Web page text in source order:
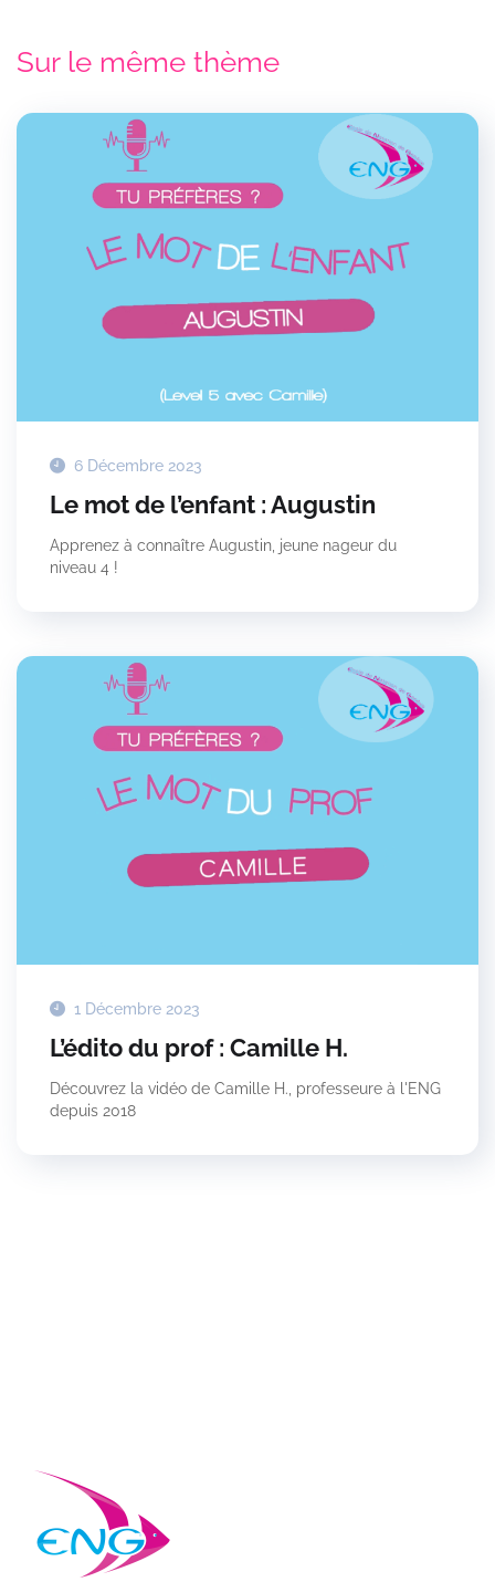
Sur le même thème
6 Décembre 2023
Le mot de l’enfant : Augustin
Apprenez à connaître Augustin, jeune nageur du
niveau 4 !
1 Décembre 2023
L’édito du prof : Camille H.
Découvrez la vidéo de Camille H., professeure à l'ENG
depuis 2018